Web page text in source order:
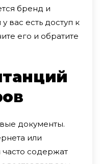
бренд и
вас есть доступ к
его и обратите
документы.
или
содержат